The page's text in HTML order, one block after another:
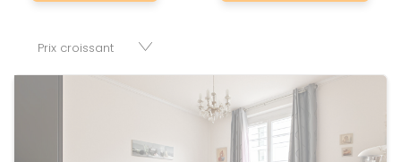
appartements, maisons, immeubles, terrains et murs.